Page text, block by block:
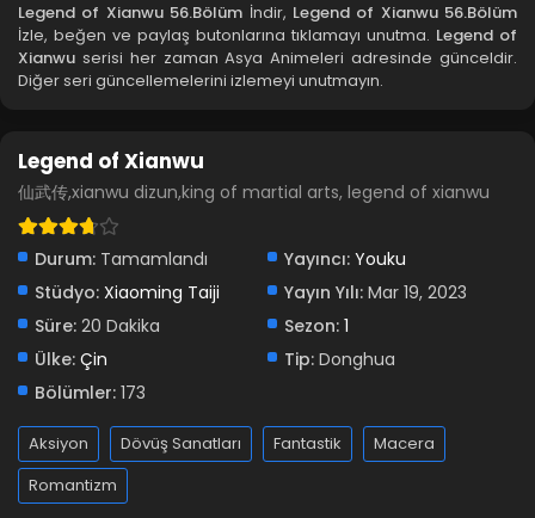
Legend of Xianwu 52.Bölüm
Blm 52 - Mart 19, 2024
Legend of Xianwu 49.Bölüm
Blm 49 - Şubat 25, 2024
Legend of Xianwu 48.Bölüm
Blm 48 - Şubat 18, 2024
Legend of Xianwu 56.Bölüm İndir, Legend of Xianwu 56.Bölüm
İzle, beğen ve paylaş butonlarına tıklamayı unutma. Legend of
Xianwu serisi her zaman Asya Animeleri adresinde günceldir.
Diğer seri güncellemelerini izlemeyi unutmayın.
Legend of Xianwu
仙武传,xianwu dizun,king of martial arts, legend of xianwu
Durum: Tamamlandı Yayıncı: Youku
Stüdyo: Xiaoming Taiji Yayın Yılı: Mar 19, 2023
Süre: 20 Dakika Sezon: 1
Ülke: Çin Tip: Donghua
Bölümler: 173
Aksiyon Dövüş Sanatları Fantastik
Macera
Romantizm